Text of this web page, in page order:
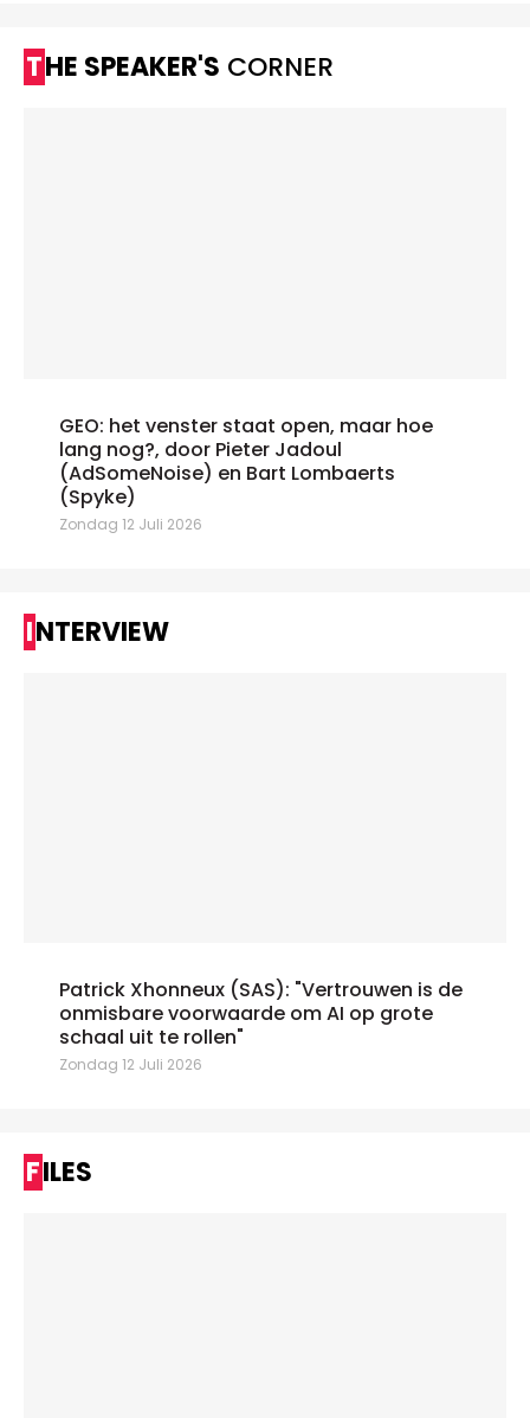
THE SPEAKER'S CORNER
GEO: het venster staat open, maar hoe
lang nog?, door Pieter Jadoul
(AdSomeNoise) en Bart Lombaerts
(Spyke)
Zondag 12 Juli 2026
INTERVIEW
Patrick Xhonneux (SAS): "Vertrouwen is de
onmisbare voorwaarde om AI op grote
schaal uit te rollen"
Zondag 12 Juli 2026
FILES